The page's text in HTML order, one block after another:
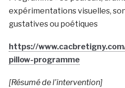
expérimentations visuelles,
gustatives ou poétiques
https://
pillow-programme
[Résumé de l’intervention]